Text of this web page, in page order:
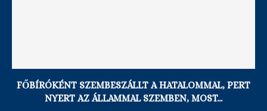
FŐBÍRÓKÉNT SZEMBESZÁLLT A HATALOMMAL, PERT
NYERT AZ ÁLLAMMAL SZEMBEN, MOST...